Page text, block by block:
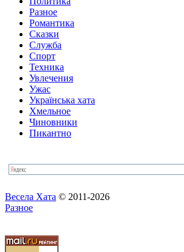
Разное
Романтика
Сказки
Служба
Спорт
Техника
Увлечения
Ужас
Українська хата
Хмельное
Чиновники
Пикантно
Весела Хата © 2011-2026
Разное